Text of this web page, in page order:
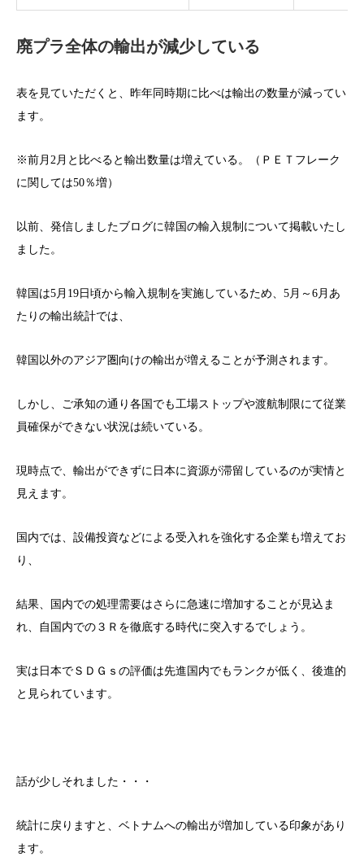
廃プラ全体の輸出が減少している
表を見ていただくと、昨年同時期に比べは輸出の数量が減ってい
ます。
※前月2月と比べると輸出数量は増えている。（ＰＥＴフレーク
に関しては50％増）
以前、発信しましたブログに韓国の輸入規制について掲載いたし
ました。
韓国は5月19日頃から輸入規制を実施しているため、5月～6月あ
たりの輸出統計では、
韓国以外のアジア圏向けの輸出が増えることが予測されます。
しかし、ご承知の通り各国でも工場ストップや渡航制限にて従業
員確保ができない状況は続いている。
現時点で、輸出ができずに日本に資源が滞留しているのが実情と
見えます。
国内では、設備投資などによる受入れを強化する企業も増えてお
り、
結果、国内での処理需要はさらに急速に増加することが見込ま
れ、自国内での３Ｒを徹底する時代に突入するでしょう。
実は日本でＳＤＧｓの評価は先進国内でもランクが低く、後進的
と見られています。
話が少しそれました・・・
統計に戻りますと、ベトナムへの輸出が増加している印象があり
ます。